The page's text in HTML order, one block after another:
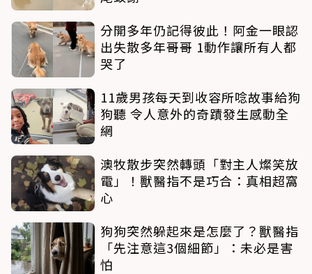
分開多年仍記得彼此！阿金一眼認
出失散多年哥哥 1動作讓所有人都
哭了
11歲男孩每天到收容所唸故事給狗
狗聽 令人意外的奇蹟發生感動全
網
澳牧散步突然轉頭「對主人燦笑放
電」！獸醫指不是巧合：真相超窩
心
狗狗突然躲起來是怎麼了？獸醫指
「先注意這3個細節」：未必是害
怕